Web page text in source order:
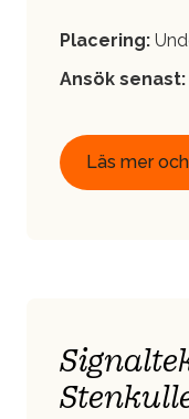
Placering:
Ansök senast:
Läs mer